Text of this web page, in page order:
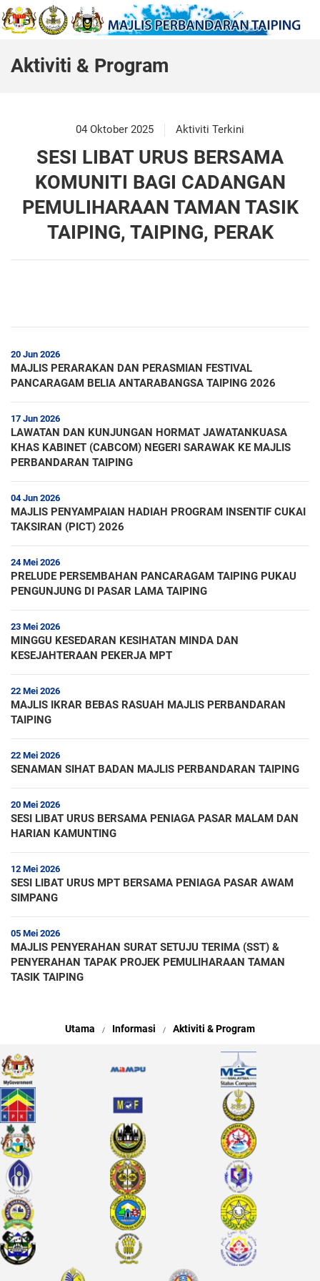
Aktiviti & Program
04 Oktober 2025 Aktiviti Terkini
SESI LIBAT URUS BERSAMA
KOMUNITI BAGI CADANGAN
PEMULIHARAAN TAMAN TASIK
TAIPING, TAIPING, PERAK
20 Jun 2026
MAJLIS PERARAKAN DAN PERASMIAN FESTIVAL
PANCARAGAM BELIA ANTARABANGSA TAIPING 2026
17 Jun 2026
LAWATAN DAN KUNJUNGAN HORMAT JAWATANKUASA
KHAS KABINET (CABCOM) NEGERI SARAWAK KE MAJLIS
PERBANDARAN TAIPING
04 Jun 2026
MAJLIS PENYAMPAIAN HADIAH PROGRAM INSENTIF CUKAI
TAKSIRAN (PICT) 2026
24 Mei 2026
PRELUDE PERSEMBAHAN PANCARAGAM TAIPING PUKAU
PENGUNJUNG DI PASAR LAMA TAIPING
23 Mei 2026
MINGGU KESEDARAN KESIHATAN MINDA DAN
KESEJAHTERAAN PEKERJA MPT
22 Mei 2026
MAJLIS IKRAR BEBAS RASUAH MAJLIS PERBANDARAN
TAIPING
22 Mei 2026
SENAMAN SIHAT BADAN MAJLIS PERBANDARAN TAIPING
20 Mei 2026
SESI LIBAT URUS BERSAMA PENIAGA PASAR MALAM DAN
HARIAN KAMUNTING
12 Mei 2026
SESI LIBAT URUS MPT BERSAMA PENIAGA PASAR AWAM
SIMPANG
05 Mei 2026
MAJLIS PENYERAHAN SURAT SETUJU TERIMA (SST) &
PENYERAHAN TAPAK PROJEK PEMULIHARAAN TAMAN
TASIK TAIPING
Utama Informasi Aktiviti & Program